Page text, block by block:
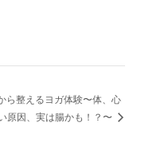
ら整えるヨガ体験〜体、心
原因、実は腸かも！？〜